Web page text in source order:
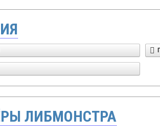
ЛИБМОНСТРА